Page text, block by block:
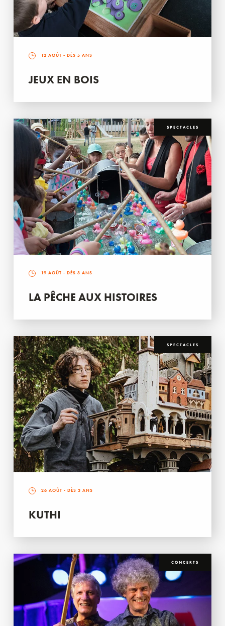
12 AOÛT - DÈS 5 ANS
JEUX EN BOIS
SPECTACLES
19 AOÛT - DÈS 3 ANS
LA PÊCHE AUX HISTOIRES
SPECTACLES
26 AOÛT - DÈS 3 ANS
KUTHI
CONCERTS